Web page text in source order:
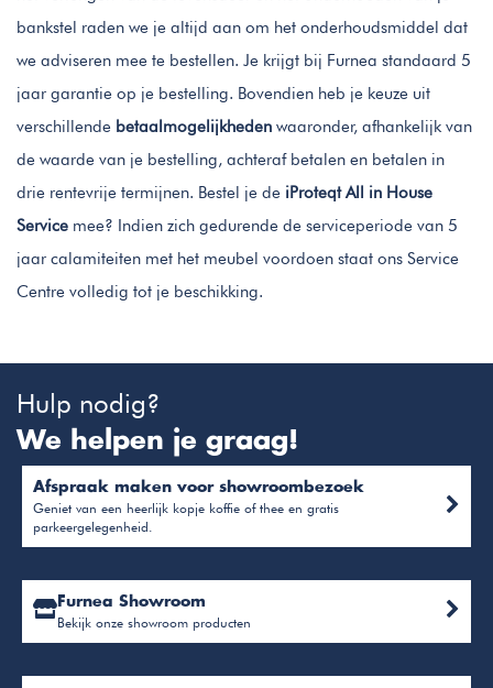
bankstel raden we je altijd aan om het onderhoudsmiddel dat
we adviseren mee te bestellen. Je krijgt bij Furnea standaard 5
jaar garantie op je bestelling. Bovendien heb je keuze uit
verschillende betaalmogelijkheden waaronder, afhankelijk van
de waarde van je bestelling, achteraf betalen en betalen in
drie rentevrije termijnen. Bestel je de iProteqt All in House
Service mee? Indien zich gedurende de serviceperiode van 5
jaar calamiteiten met het meubel voordoen staat ons Service
Centre volledig tot je beschikking.
Hulp nodig?
We helpen je graag!
Afspraak maken voor showroombezoek
Geniet van een heerlijk kopje koffie of thee en gratis
parkeergelegenheid.
Furnea Showroom
Bekijk onze showroom producten